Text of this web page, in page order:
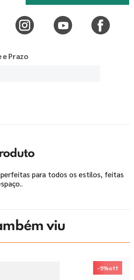
e Prazo
perfeitas para todos os estilos, feitas
viu
-5%off